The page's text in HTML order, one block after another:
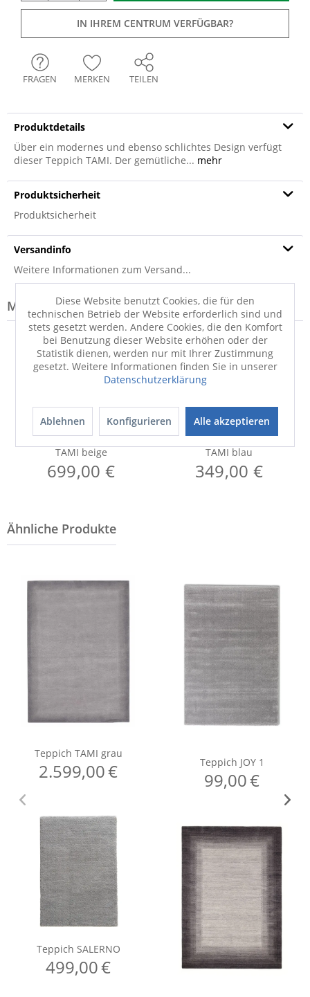
IN IHREM CENTRUM VERFÜGBAR?
FRAGEN MERKEN TEILEN
Produktdetails
Über ein modernes und ebenso schlichtes Design verfügt
dieser Teppich TAMI. Der gemütliche... mehr
Produktsicherheit
Produktsicherheit
Versandinfo
Weitere Informationen zum Versand...
Modell-Familie: TAMI
Teppich
TAMI beige
699,00 €
Teppich
TAMI blau
349,00 €
Diese Website benutzt Cookies, die für den
technischen Betrieb der Website erforderlich sind und
stets gesetzt werden. Andere Cookies, die den Komfort
bei Benutzung dieser Website erhöhen oder der
Statistik dienen, werden nur mit Ihrer Zustimmung
gesetzt. Weitere Informationen finden Sie in unserer
Datenschutzerklärung
Ablehnen Konfigurieren Alle akzeptieren